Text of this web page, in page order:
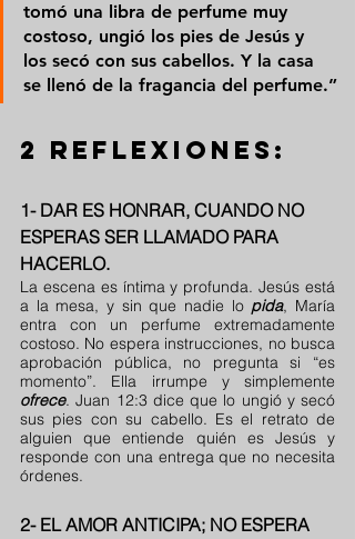
tomó una libra de perfume muy
costoso, ungió los pies de Jesús y
los secó con sus cabellos. Y la casa
se llenó de la fragancia del perfume.”
2 REFLEXIONES:
1- DAR ES HONRAR, CUANDO NO
ESPERAS SER LLAMADO PARA
HACERLO.
La escena es íntima y profunda. Jesús está
a la mesa, y sin que nadie lo pida, María
entra con un perfume extremadamente
costoso. No espera instrucciones, no busca
aprobación pública, no pregunta si “es
ofrece. Juan 12:3 dice que lo ungió y secó
sus pies con su cabello. Es el retrato de
alguien que entiende quién es Jesús y
responde con una entrega que no necesita
órdenes.
2- EL AMOR ANTICIPA; NO ESPERA